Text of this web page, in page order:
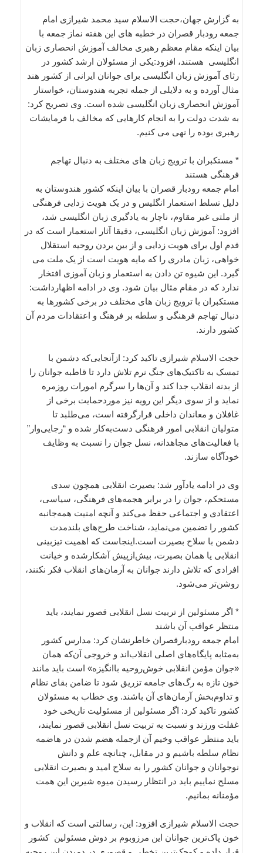
به گزارش جهان،حجت الاسلام سید محمد شیرازی امام
جمعه رودبار قصران در خطبه های این هفته نماز جمعه با
بیان اینکه مقام معظم رهبری مخالف آموزش انحصاری زبان
انگلیسی هستند، افزود:یکی از مسئولان ارشد کشور در
رثای آموزش زبان انگلیسی برای جوانان ایرانی از کشور هند
مثال آورده و به دلایلی از جمله تجربه هندوستان، خواستار
آموزش انحصاری زبان انگلیسی شده است. وی تصریح کرد:
به شدت دولت را به انجام کارهایی که مخالف با فرمایشات
رهبری بوده را نهی می کنیم.
* مستکبران با ترویج زبان های مختلف به دنبال تهاجم
فرهنگی هستند
امام جمعه رودبار قصران با بیان اینکه کشور هندوستان به
دلیل تسلط استعمار انگلیس و در یک هویت زدایی فرهنگی
از ملتی غیر مقاوم، ناچار به یادگیری زبان انگلیسی شد،
افزود: آموزش زبان انگلیسی، دقیقا آثار استعمار است که در
قدم اول برای هویت زدایی و از بین بردن روحیه استقلال
خواهی، زبان مادری را که مایه هویت است از یک ملت می
گیرد. این شیوه تن دادن به استعمار و زبان آموزی افتخار
ندارد که در مقام مثال بیان شود. وی در ادامه اظهارداشت:
مستکبران با ترویج زبان های مختلف در برخی کشورها به
دنبال تهاجم فرهنگی و سلطه بر فرهنگ و اعتقادات مردم آن
کشور دارند.
حجت الاسلام شیرازی تاکید کرد: ازآنجایی‌که دشمن با
تمسک به تاکتیک‌های جنگ نرم تلاش دارد تا قاطبه جوانان را
از بدنه انقلاب جدا کند و آن‌ها را سرگرم امورات روزمره
نماید و از سوی دیگر این رویه نیز موردحمایت برخی از
غافلان و معاندان داخلی قرارگرفته است، می‌طلبد تا
متولیان انقلابی امور فرهنگی دست‌به‌کار شده و “رجایی‌وار”
با فعالیت‌های مجاهدانه، نسل جوان را نسبت به وظایف
خودآگاه سازند.
وی در ادامه یادآور شد: بصیرت انقلابی همچون سدی
مستحکم، جوان را در برابر هجمه‌های فرهنگی، سیاسی،
اعتقادی و اجتماعی حفظ می‌کند و آنچه امنیت همه‌جانبه
کشور را تضمین می‌نماید، شناخت طرح‌های بلندمدت
دشمن با سلاح بصیرت است.اینجاست که اهمیت تیزبینی
انقلابی یا همان بصیرت، بیش‌ازپیش آشکارشده و خیانت
افرادی که تلاش دارند جوانان به آرمان‌های انقلاب فکر نکنند،
روشن‌تر می‌شود.
* اگر مسئولین از تربیت نسل انقلابی قصور نمایند، باید
منتظر عواقب آن باشند
امام جمعه رودبارقصران خاطرنشان کرد: مدارس کشور
به‌مثابه پایگاه‌های اصلی انقلاب‌اند و خروجی آن‌که همان
«جوان مؤمن انقلابی خوش‌روحیه باانگیزه» است باید مانند
خون تازه به رگ‌های جامعه تزریق شود تا ضامن بقای نظام
و تداوم‌بخش‌ آرمان‌های آن باشند. وی خطاب به مسئولان
کشور تاکید کرد: اگر مسئولین از مسئولیت تاریخی خود
غفلت ورزند و نسبت به تربیت نسل انقلابی قصور نمایند،
باید منتظر عواقب وخیم آن ازجمله هضم شدن در هاضمه
نظام سلطه باشیم و در مقابل، چنانچه علم و دانش
نوجوانان و جوانان کشور را به سلاح امید و بصیرت انقلابی
مسلح نماییم باید در انتظار رسیدن میوه شیرین این همت
مؤمنانه بمانیم.
حجت الاسلام شیرازی افزود: این، رسالتی است که انقلاب و
خون پاک‌ترین جوانان این مرزوبوم بر دوش مسئولین کشور